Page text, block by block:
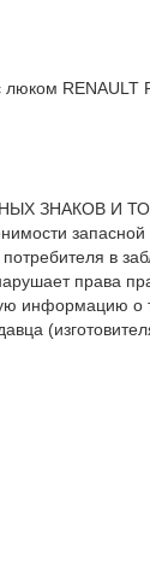
RENAULT
ЗНАКОВ И
запасной
в
права
информацию